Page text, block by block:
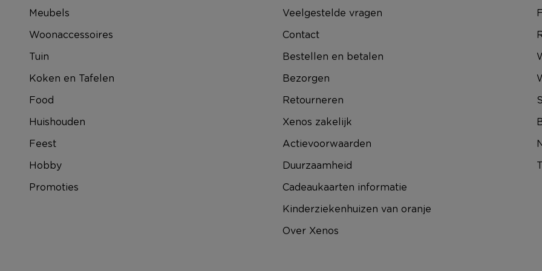
Meubels
Woonaccessoires
Tuin
Koken en Tafelen
Food
Huishouden
Feest
Hobby
Promoties
Veelgestelde vragen
Contact
Bestellen en betalen
Bezorgen
Retourneren
Xenos zakelijk
Actievoorwaarden
Duurzaamheid
Cadeaukaarten informatie
Kinderziekenhuizen van oranje
Over Xenos